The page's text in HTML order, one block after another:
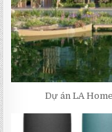
Dự án LA